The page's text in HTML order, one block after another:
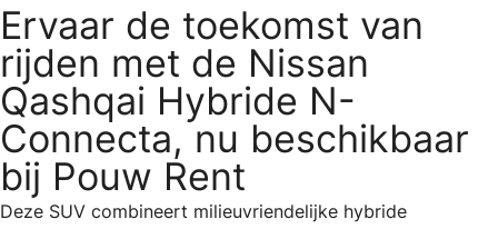
Ervaar de toekomst van
rijden met de Nissan
Qashqai Hybride N-
Connecta, nu beschikbaar
bij Pouw Rent
Deze SUV combineert milieuvriendelijke hybride